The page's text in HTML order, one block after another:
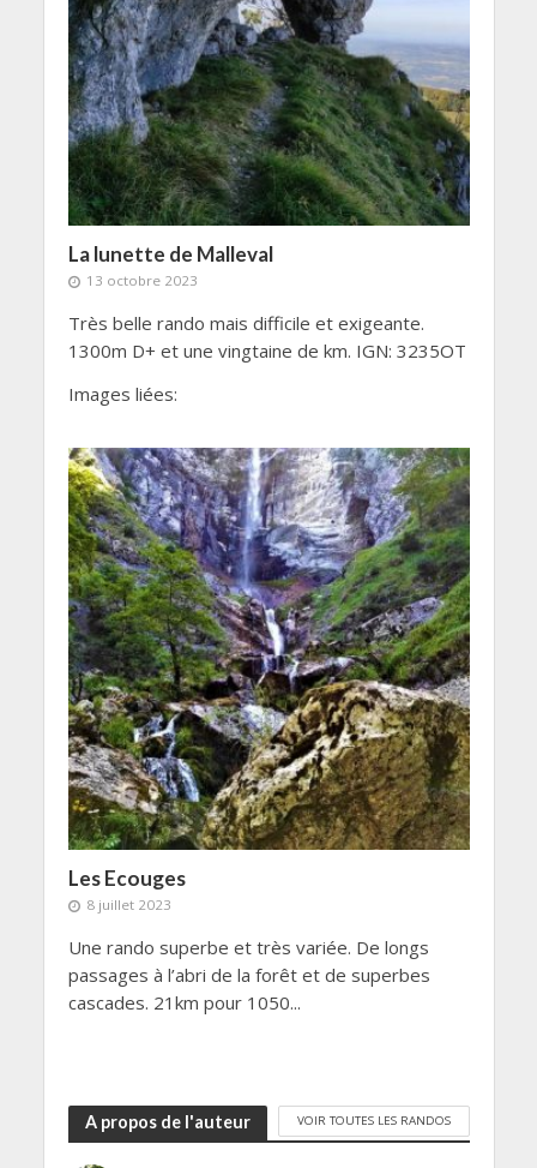
La lunette de Malleval
13 octobre 2023
Très belle rando mais difficile et exigeante.
1300m D+ et une vingtaine de km. IGN: 3235OT
Images liées:
Les Ecouges
8 juillet 2023
Une rando superbe et très variée. De longs
passages à l’abri de la forêt et de superbes
cascades. 21km pour 1050...
A propos de l'auteur VOIR TOUTES LES RANDOS